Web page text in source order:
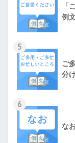
「
例
5
ご
分
6
な